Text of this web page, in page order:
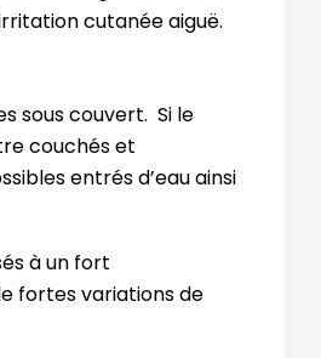
cutanée aiguë.
sous couvert. Si le
couchés et
entrés d’eau ainsi
à un fort
fortes variations de